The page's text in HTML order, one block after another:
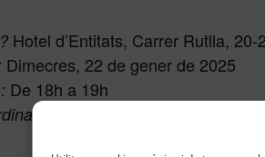
Hotel d’Entitats, Carrer Rutlla, 20-
Dimecres, 22 de gener de 2025
De 18h a 19h
per: